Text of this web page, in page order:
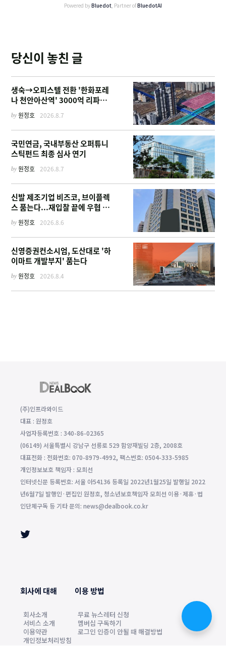
Powered byBluedot , Partner ofBluedotAI
당신이 놓친 글
생숙→오피스텔 전환 '한화포레
나 천안아산역' 3000억 리파이
낸싱
by원정호 2026.8.7
국민연금, 국내부동산 오퍼튜니
스틱펀드 최종 심사 연기
by원정호 2026.8.7
신발 제조기업 비즈코, 브이플렉
스 품는다...재입찰 끝에 우협 선
정
by원정호 2026.8.6
신영증권컨소시엄, 도산대로 '하
이마트 개발부지' 품는다
by원정호 2026.8.4
(주)인프라와이드
대표 : 원정호
사업자등록번호 : 340-86-02365
(06149) 서울특별시 강남구 선릉로 529 함양재빌딩 2층, 2008호
대표전화 : 전화번호: 070-8979-4992, 팩스번호: 0504-333-5985
개인정보보호 책임자 : 모희선
인터넷신문 등록번호: 서울 아54136 등록일 2022년1월25일 발행일 2022
년6월7일 발행인·편집인 원정호, 청소년보호책임자 모희선 이용·제휴·법
인단체구독 등 기타 문의: news@dealbook.co.kr
회사에 대해
회사소개
서비스 소개
이용약관
개인정보처리방침
이용 방법
무료 뉴스레터 신청
멤버십 구독하기
로그인 인증이 안될 때 해결방법